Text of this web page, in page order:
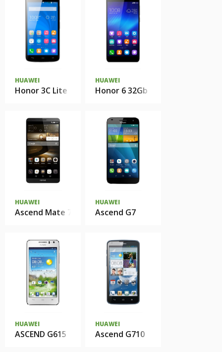
HUAWEI
Honor 3C Lite
HUAWEI
Honor 6 32Gb
HUAWEI
Ascend Mate 7
HUAWEI
Ascend G7
HUAWEI
ASCEND G615
HUAWEI
Ascend G710